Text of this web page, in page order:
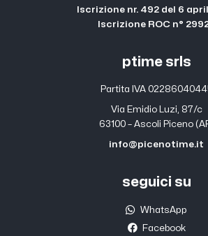
Iscrizione nr. 492 del 6
Iscrizione ROC n°
ptime srls
Partita IVA
Via Emidio Luzi, 87/c
63100 – Ascoli Piceno
info@picenotime.it
seguici su
WhatsApp
Facebook